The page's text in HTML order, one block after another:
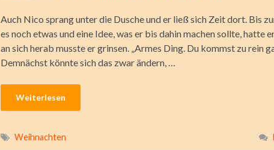
Auch Nico sprang unter die Dusche und er ließ sich Zeit dort. Bis
es noch etwas und eine Idee, was er bis dahin machen sollte, hatte
an sich herab musste er grinsen. „Armes Ding. Du kommst zu rein
Demnächst könnte sich das zwar ändern, …
Weiterlesen
Weihnachten